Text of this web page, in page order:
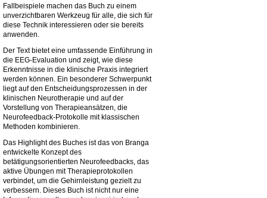
Fallbeispiele machen das Buch zu einem
unverzichtbaren Werkzeug für alle, die sich für
diese Technik interessieren oder sie bereits
anwenden.
Der Text bietet eine umfassende Einführung in
die EEG-Evaluation und zeigt, wie diese
Erkenntnisse in die klinische Praxis integriert
werden können. Ein besonderer Schwerpunkt
liegt auf den Entscheidungsprozessen in der
klinischen Neurotherapie und auf der
Vorstellung von Therapieansätzen, die
Neurofeedback-Protokolle mit klassischen
Methoden kombinieren.
Das Highlight des Buches ist das von Branga
entwickelte Konzept des
betätigungsorientierten Neurofeedbacks, das
aktive Übungen mit Therapieprotokollen
verbindet, um die Gehirnleistung gezielt zu
verbessern. Dieses Buch ist nicht nur eine